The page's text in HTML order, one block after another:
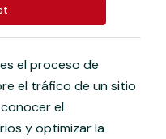
el proceso de
el tráfico de un sitio
el
y optimizar la